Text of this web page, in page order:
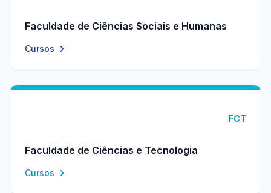
Faculdade de Ciências Sociais e Humanas
Cursos
FCT
Faculdade de Ciências e Tecnologia
Cursos